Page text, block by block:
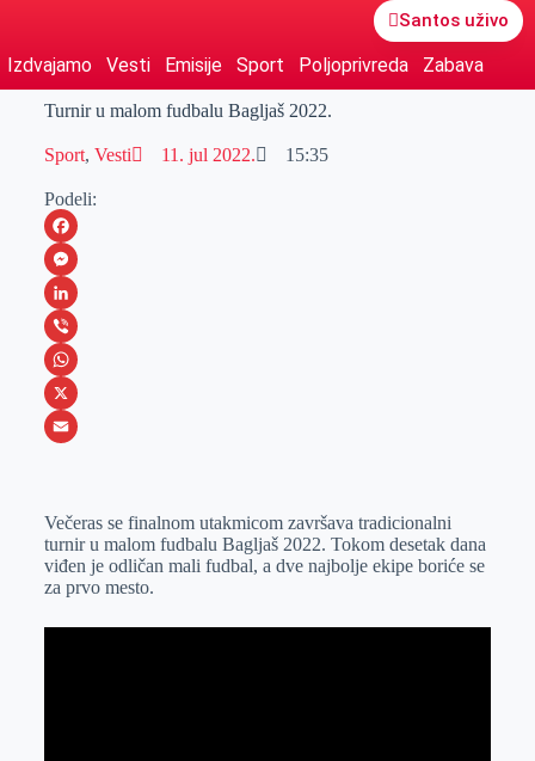
Santos uživo
Izdvajamo Vesti Emisije Sport Poljoprivreda Zabava
Turnir u malom fudbalu Bagljaš 2022.
Sport, Vesti 11. jul 2022. 15:35
Podeli:
F
a
c
e
b
o
M
e
s
s
e
e
r
L
i
n
k
I
n
V
i
b
W
h
s
A
p
p
X
a
i
l
Večeras se finalnom utakmicom završava tradicionalni
turnir u malom fudbalu Bagljaš 2022. Tokom desetak dana
viđen je odličan mali fudbal, a dve najbolje ekipe boriće se
za prvo mesto.